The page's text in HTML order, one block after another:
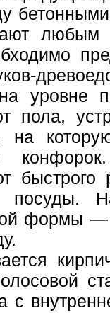
любым
уровне
пола,
на
быстрого
посуды.
формы
с